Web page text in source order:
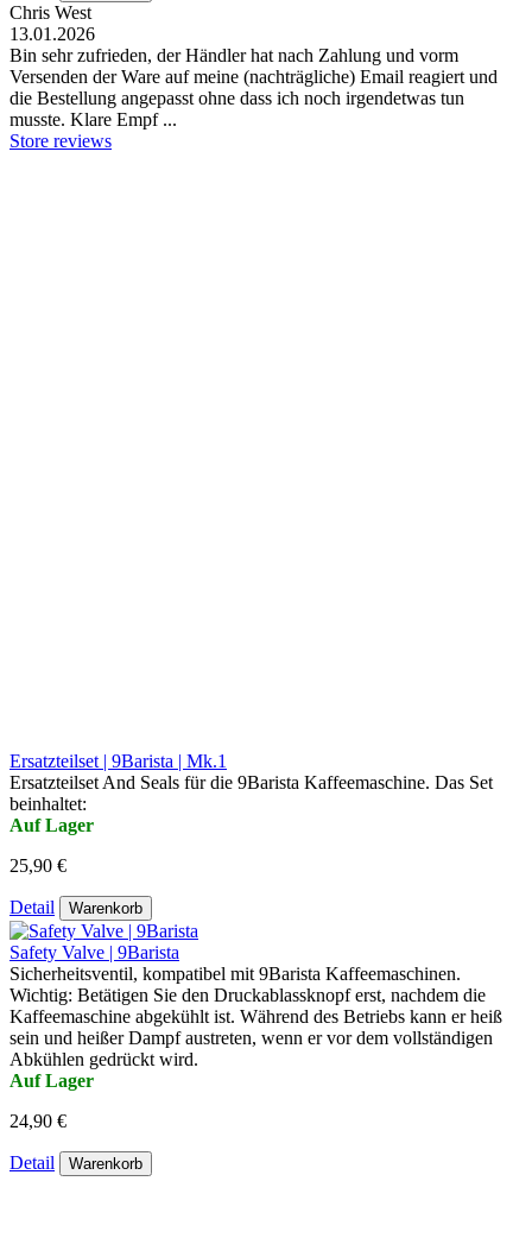
Chris West
13.01.2026
Bin sehr zufrieden, der Händler hat nach Zahlung und vorm
Versenden der Ware auf meine (nachträgliche) Email reagiert und
die Bestellung angepasst ohne dass ich noch irgendetwas tun
musste. Klare Empf ...
Store reviews
Ersatzteilset | 9Barista | Mk.1
Ersatzteilset And Seals für die 9Barista Kaffeemaschine. Das Set
beinhaltet:
Auf Lager
25,90 €
Detail Warenkorb
Safety Valve | 9Barista
Sicherheitsventil, kompatibel mit 9Barista Kaffeemaschinen.
Wichtig: Betätigen Sie den Druckablassknopf erst, nachdem die
Kaffeemaschine abgekühlt ist. Während des Betriebs kann er heiß
sein und heißer Dampf austreten, wenn er vor dem vollständigen
Abkühlen gedrückt wird.
Auf Lager
24,90 €
Detail Warenkorb